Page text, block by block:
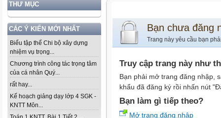
THƯ MỤC
CÁC Ý KIẾN MỚI NHẤT
Biểu tập thể Chi bộ xây dựng
nhiệm vụ trọng...
Chương trình công tác trọng tâm
của cá nhân Quý...
rất hay...
Kế hoạch giảng dạy lớp 4 SGK -
KNTT Môn...
Bạn chưa đăng
Trang này yêu cầu bạn
Truy cập trang này như
Bạn phải mở trang đăng nhập,
khẩu đã đăng ký rồi nhấn nút
Bạn làm gì tiếp theo?
Mở trang đăng nhập